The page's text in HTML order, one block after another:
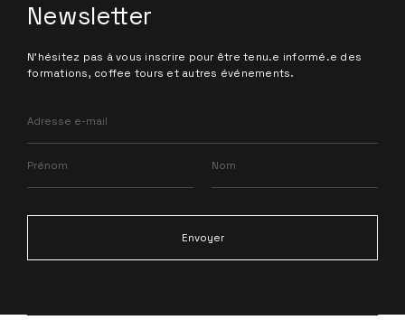
Newsletter
N'hésitez pas à vous inscrire pour être tenu.e informé.e des
formations, coffee tours et autres événements.